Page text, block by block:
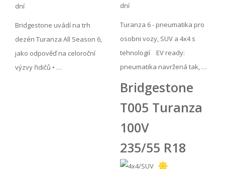
dní
Bridgestone uvádí na trh
dezén Turanza All Season 6,
jako odpověď na celoroční
výzvy řidičů • …
dní
Turanza 6 - pneumatika pro
osobni vozy, SUV a 4x4 s
tehnologií EV ready:
pneumatika navržená tak, …
Bridgestone
T005 Turanza
100V
235/55 R18